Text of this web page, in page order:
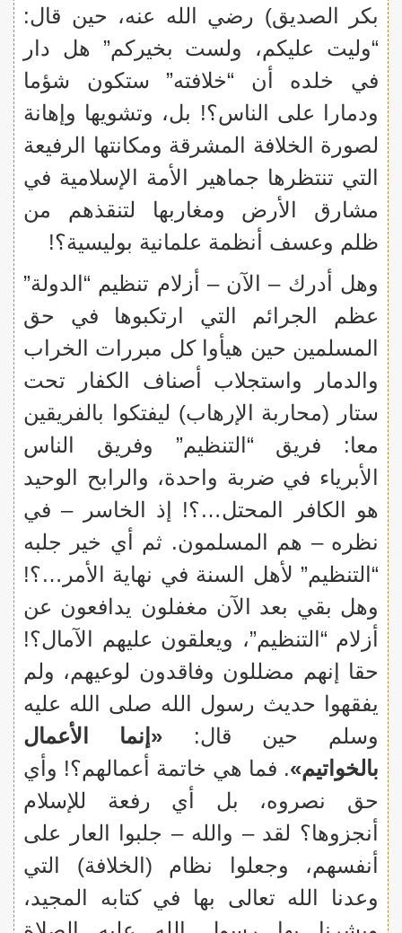
بكر الصديق) رضي الله عنه، حين قال:
“وليت عليكم، ولست بخيركم” هل دار
في خلده أن “خلافته” ستكون شؤما
ودمارا على الناس؟! بل، وتشويها وإهانة
لصورة الخلافة المشرقة ومكانتها الرفيعة
التي تنتظرها جماهير الأمة الإسلامية في
مشارق الأرض ومغاربها لتنقذهم من
ظلم وعسف أنظمة علمانية بوليسية؟!
وهل أدرك – الآن – أزلام تنظيم “الدولة”
عظم الجرائم التي ارتكبوها في حق
المسلمين حين هيأوا كل مبررات الخراب
والدمار واستجلاب أصناف الكفار تحت
ستار (محاربة الإرهاب) ليفتكوا بالفريقين
معا: فريق “التنظيم” وفريق الناس
الأبرياء في ضربة واحدة، والرابح الوحيد
هو الكافر المحتل…؟! إذ الخاسر – في
نظره – هم المسلمون. ثم أي خير جلبه
“التنظيم” لأهل السنة في نهاية الأمر…؟!
وهل بقي بعد الآن مغفلون يدافعون عن
أزلام “التنظيم”، ويعلقون عليهم الآمال؟!
حقا إنهم مضللون وفاقدون لوعيهم، ولم
يفقهوا حديث رسول الله صلى الله عليه
وسلم حين قال: «إنما الأعمال
بالخواتيم». فما هي خاتمة أعمالهم؟! وأي
حق نصروه، بل أي رفعة للإسلام
أنجزوها؟ لقد – والله – جلبوا العار على
أنفسهم، وجعلوا نظام (الخلافة) التي
وعدنا الله تعالى بها في كتابه المجيد،